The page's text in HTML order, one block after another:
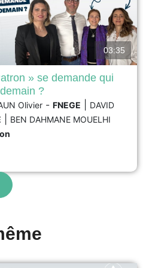
Le Patron (CQLP) est reconnue pour
du développement durable et la co-
française réussit en France et sur les
clients de choisir et de déterminer
03:35
» se demande qui
?
Olivier - FNEGE
DAVID
BEN DAHMANE MOUELHI